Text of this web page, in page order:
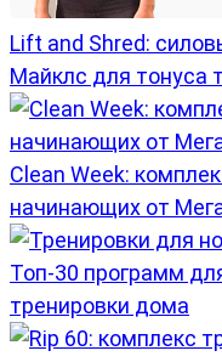
Lift and Shred:
Майклс для тонуса
Clean Week:
начинающих от
Топ-30 программ
тренировки дома